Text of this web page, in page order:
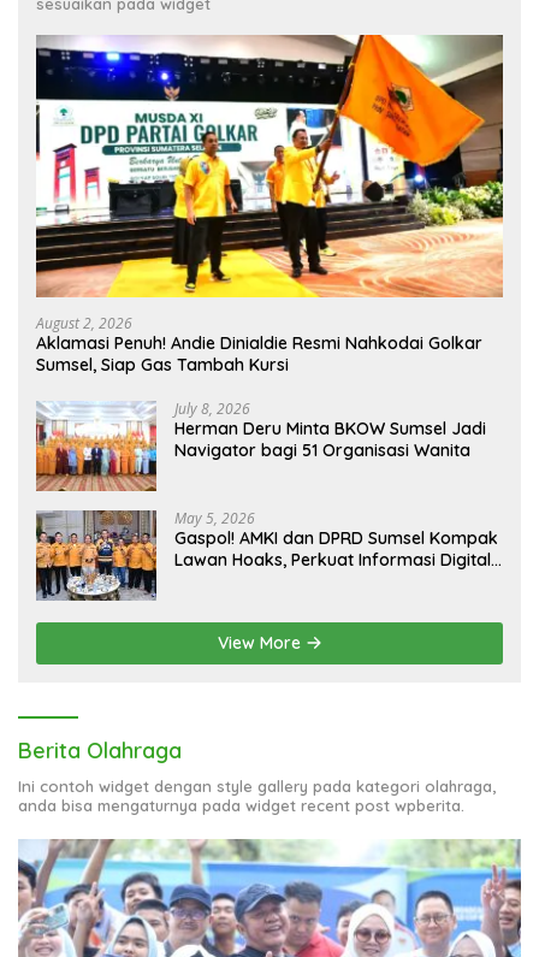
August 2, 2026
Aklamasi Penuh! Andie Dinialdie Resmi Nahkodai Golkar
Sumsel, Siap Gas Tambah Kursi
July 8, 2026
Herman Deru Minta BKOW Sumsel Jadi
Navigator bagi 51 Organisasi Wanita
May 5, 2026
Gaspol! AMKI dan DPRD Sumsel Kompak
Lawan Hoaks, Perkuat Informasi Digital
View More
Berita Olahraga
Ini contoh widget dengan style gallery pada kategori olahraga,
anda bisa mengaturnya pada widget recent post wpberita.